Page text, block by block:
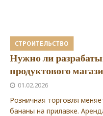
Нужно ли
продуктового
СТРОИТЕЛЬСТВО
01.02.2026
Розничная торговля
бананы на прилавке.